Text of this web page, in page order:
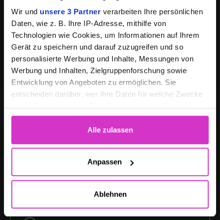
Wir und unsere 3 Partner verarbeiten Ihre persönlichen
Daten, wie z. B. Ihre IP-Adresse, mithilfe von
Technologien wie Cookies, um Informationen auf Ihrem
Gerät zu speichern und darauf zuzugreifen und so
personalisierte Werbung und Inhalte, Messungen von
Werbung und Inhalten, Zielgruppenforschung sowie
Entwicklung von Angeboten zu ermöglichen. Sie
entscheiden darüber, wer Ihre Daten für welche Zwecke
Cookie-Erklärung oder durch Klicken auf das Privacy
Trigger Symbol ändern oder widerrufen
Informationen über Ihre geografische Lage
erfassen, welche bis auf einige Meter genau sein
Alle zulassen
Anpassen
Ablehnen
Proprietary, Redundant Infrastructure
Scalability & High Availability
100% Compliance